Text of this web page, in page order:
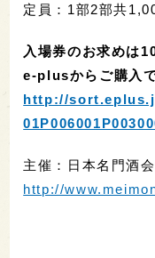
定員：1部2部共
入場券のお求めは
e-plusからご購入で
http://
主催：日本名門酒会
http://